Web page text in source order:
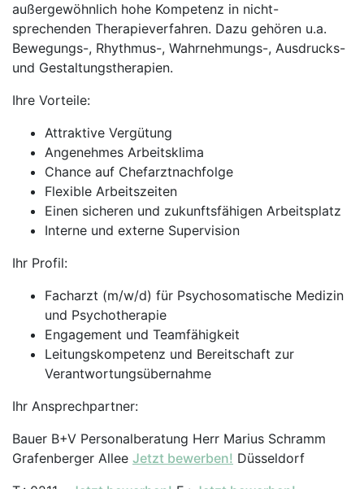
außergewöhnlich hohe Kompetenz in nicht-
sprechenden Therapieverfahren. Dazu gehören u.a.
Bewegungs-, Rhythmus-, Wahrnehmungs-, Ausdrucks-
und Gestaltungstherapien.
Ihre Vorteile:
Attraktive Vergütung
Angenehmes Arbeitsklima
Chance auf Chefarztnachfolge
Flexible Arbeitszeiten
Einen sicheren und zukunftsfähigen Arbeitsplatz
Interne und externe Supervision
Ihr Profil:
Facharzt (m/w/d) für Psychosomatische Medizin
und Psychotherapie
Engagement und Teamfähigkeit
Leitungskompetenz und Bereitschaft zur
Verantwortungsübernahme
Ihr Ansprechpartner:
Bauer B+V Personalberatung Herr Marius Schramm
Grafenberger Allee Jetzt bewerben! Düsseldorf